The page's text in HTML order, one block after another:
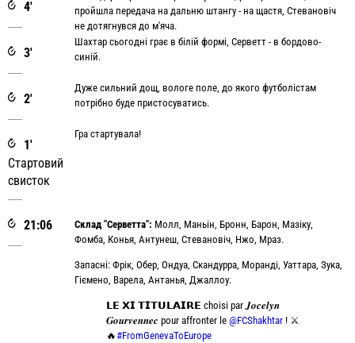
4'
пройшла передача на дальню штангу - на щастя, Стевановіч
не дотягнувся до м'яча.
3'
Шахтар сьогодні грає в білій формі, Серветт - в бордово-
синій.
2'
Дуже сильний дощ, вологе поле, до якого футболістам
потрібно буде пристосуватись.
1'
Стартовий
свисток
Гра стартувала!
21:06 Склад "Серветта": Молл, Маньін, Бронн, Барон, Мазіку,
Фомба, Конья, Антунеш, Стевановіч, Нжо, Мраз.
Запасні: Фрік, Обер, Ондуа, Скандурра, Моранді, Уаттара, Зука,
Гіємено, Варела, Антанья, Джаллоу.
𝗟𝗘 𝗫𝗜 𝗧𝗜𝗧𝗨𝗟𝗔𝗜𝗥𝗘 choisi par 𝑱𝒐𝒄𝒆𝒍𝒚𝒏
𝑮𝒐𝒖𝒓𝒗𝒆𝒏𝒏𝒆𝒄 pour affronter le@FCShakhtar ! ⚔️
🔥#FromGenevaToEurope